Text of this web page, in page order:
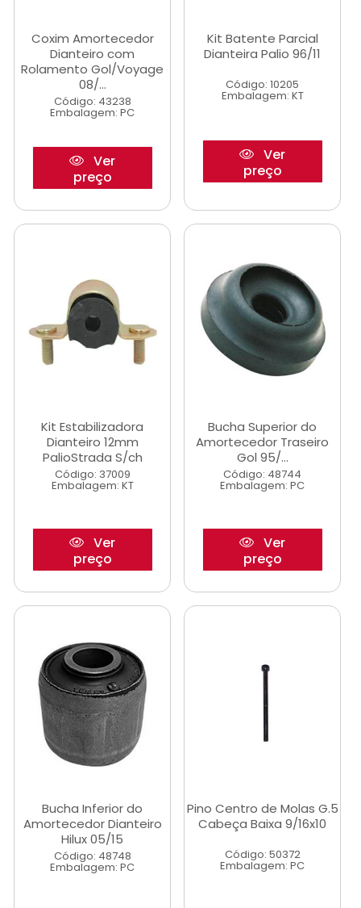
Coxim Amortecedor
Dianteiro com
Rolamento Gol/Voyage
08/...
Código: 43238
Embalagem: PC
Ver
preço
Kit Batente Parcial
Dianteira Palio 96/11
Código: 10205
Embalagem: KT
Ver
preço
Kit Estabilizadora
Dianteiro 12mm
PalioStrada S/ch
Código: 37009
Embalagem: KT
Ver
preço
Bucha Superior do
Amortecedor Traseiro
Gol 95/...
Código: 48744
Embalagem: PC
Ver
preço
Bucha Inferior do
Amortecedor Dianteiro
Hilux 05/15
Código: 48748
Embalagem: PC
Pino Centro de Molas G.5
Cabeça Baixa 9/16x10
Código: 50372
Embalagem: PC